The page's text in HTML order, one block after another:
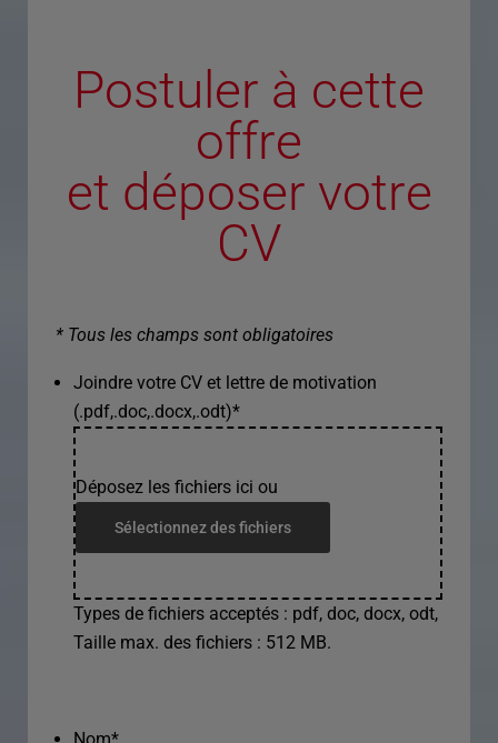
Postuler à cette
offre
et déposer votre
CV
* Tous les champs sont obligatoires
Joindre votre CV et lettre de motivation
(.pdf,.doc,.docx,.odt)*
Déposez les fichiers ici ou
Sélectionnez des fichiers
Types de fichiers acceptés : pdf, doc, docx, odt,
Taille max. des fichiers : 512 MB.
Nom*